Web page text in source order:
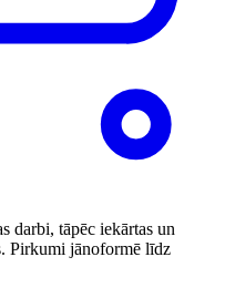
darbi, tāpēc iekārtas un
Pirkumi jānoformē līdz